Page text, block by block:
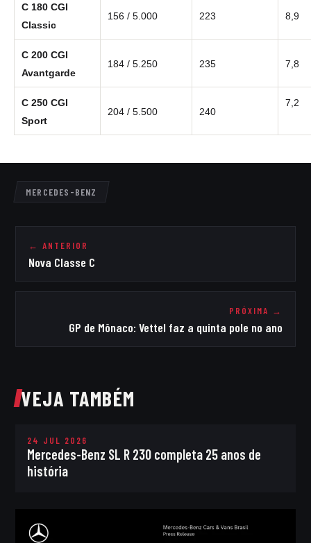
C 180 CGI
Classic
156 / 5.000 223 8,9
C 200 CGI
Avantgarde
184 / 5.250 235 7,8
C 250 CGI
Sport
204 / 5.500 240
7,2
MERCEDES-BENZ
← ANTERIOR
Nova Classe C
PRÓXIMA →
GP de Mônaco: Vettel faz a quinta pole no ano
VEJA TAMBÉM
24 JUL 2026
Mercedes-Benz SL R 230 completa 25 anos de
história